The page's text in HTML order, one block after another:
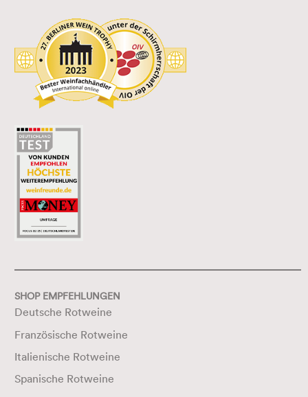
SHOP EMPFEHLUNGEN
Deutsche Rotweine
Französische Rotweine
Italienische Rotweine
Spanische Rotweine